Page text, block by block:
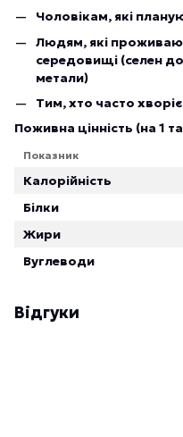
Чоловікам, які
Людям, які
середовищі (селен
метали)
Тим, хто часто
Поживна цінність (на 1
Показник
Калорійність
Білки
Жири
Вуглеводи
Відгуки